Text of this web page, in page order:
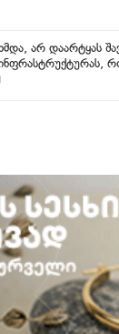
არ დაარტყას
ინფრასტრუქტურას,